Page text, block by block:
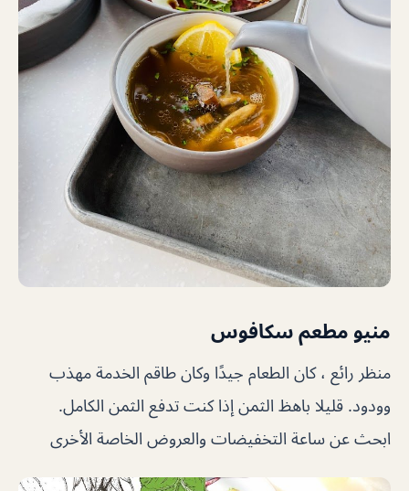
منيو مطعم سكافوس
منظر رائع ، كان الطعام جيدًا وكان طاقم الخدمة مهذب
وودود. قليلا باهظ الثمن إذا كنت تدفع الثمن الكامل.
ابحث عن ساعة التخفيضات والعروض الخاصة الأخرى